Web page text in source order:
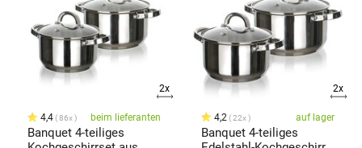
2x
4,4 86x beim lieferanten
Banquet 4-teiliges
2x
4,2 22x auf lager
Banquet 4-teiliges